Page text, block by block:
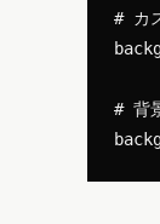
# カ
# 背